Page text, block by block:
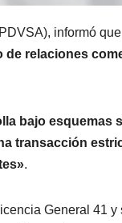
informó
de relaciones
bajo esquemas
transacción
.
General 41